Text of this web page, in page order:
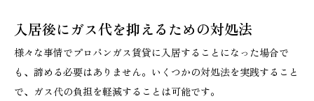
入居後にガス代を抑えるための対処法
様々な事情でプロパンガス賃貸に入居することになった場合で
も、諦める必要はありません。いくつかの対処法を実践すること
で、ガス代の負担を軽減することは可能です。